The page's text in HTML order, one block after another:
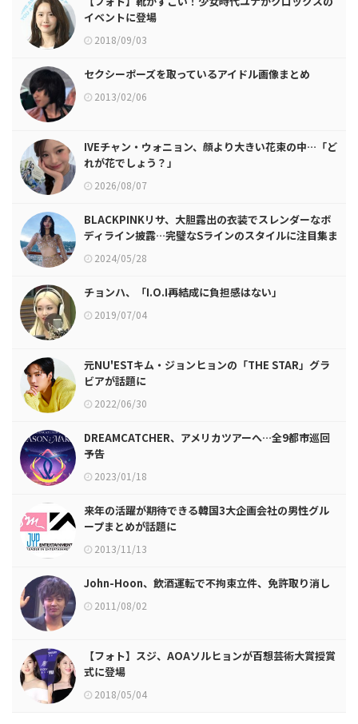
イベントに登場
2018/09/03
セクシーポーズを取っているアイドル画像まとめ
2013/02/06
IVEチャン・ウォニョン、顔より大きい花束の中…「ど
れが花でしょう？」
2026/08/07
BLACKPINKリサ、大胆露出の衣装でスレンダーなボ
ディライン披露…完璧なSラインのスタイルに注目集ま
る 2024/05/28
チョンハ、「I.O.I再結成に負担感はない」
2019/07/04
元NU'ESTキム・ジョンヒョンの「THE STAR」グラ
ビアが話題に
2022/06/30
DREAMCATCHER、アメリカツアーへ…全9都市巡回
予告
2023/01/18
来年の活躍が期待できる韓国3大企画会社の男性グル
ープまとめが話題に
2013/11/13
John-Hoon、飲酒運転で不拘束立件、免許取り消し
2011/08/02
【フォト】スジ、AOAソルヒョンが百想芸術大賞授賞
式に登場
2018/05/04